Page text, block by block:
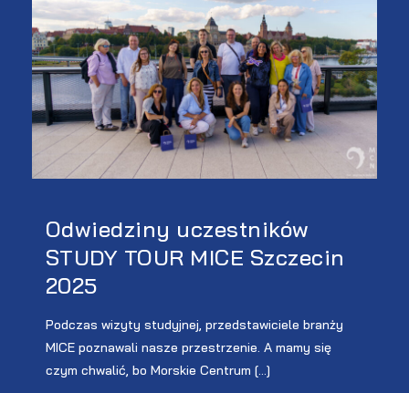
Odwiedziny uczestników
STUDY TOUR MICE Szczecin
2025
Podczas wizyty studyjnej, przedstawiciele branży
MICE poznawali nasze przestrzenie. A mamy się
czym chwalić, bo Morskie Centrum […]